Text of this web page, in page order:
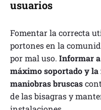
usuarios
Fomentar la correcta
portones en la
por mal uso. Informar a
máximo soportado y
maniobras bruscas
de las bisagras y